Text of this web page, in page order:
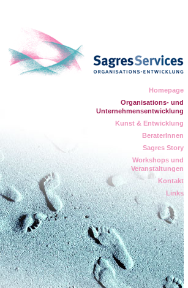
Homepage
Organisations- und
Unternehmensentwicklung
Kunst & Entwicklung
BeraterInnen
Sagres Story
Workshops und
Veranstaltungen
Kontakt
Links